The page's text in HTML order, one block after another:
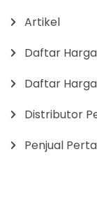
Artikel
Daftar
Daftar
Distributor
Penjual